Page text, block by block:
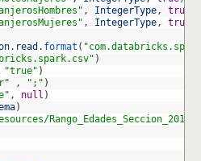
, IntegerType, true
, IntegerType, true
. read . format (
)
"true" )
, ";" )
, null )
)